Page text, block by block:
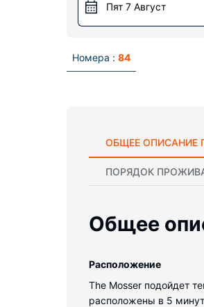
Пят 7 Август
Номера : 84
ОБЩЕЕ ОПИСАНИЕ
ПОРЯДОК
Общее
Pасположение
The Mosser подойдет
расположены в 5